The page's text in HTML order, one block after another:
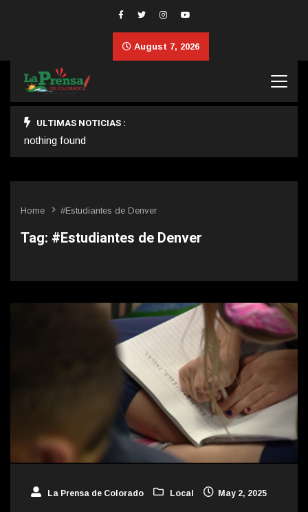
August 7, 2026
ULTIMAS NOTICIAS :
nothing found
Home #Estudiantes de Denver
Tag: #Estudiantes de Denver
La Prensa de Colorado Local May 2, 2025